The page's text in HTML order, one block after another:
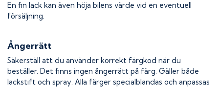
En fin lack kan även höja bilens värde vid en eventuell
försäljning.
Ångerrätt
Säkerställ att du använder korrekt färgkod när du
beställer. Det finns ingen ångerrätt på färg. Gäller både
lackstift och spray. Alla färger specialblandas och anpassas